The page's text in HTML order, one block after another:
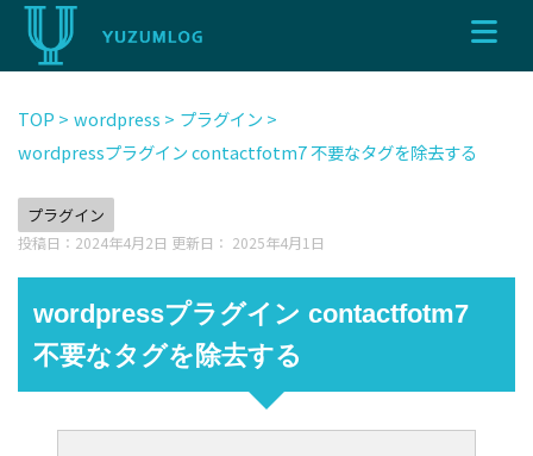
TOP > wordpress > プラグイン >
wordpressプラグイン contactfotm7 不要なタグを除去する
プラグイン
投稿日：2024年4月2日 更新日： 2025年4月1日
wordpressプラグイン contactfotm7
不要なタグを除去する